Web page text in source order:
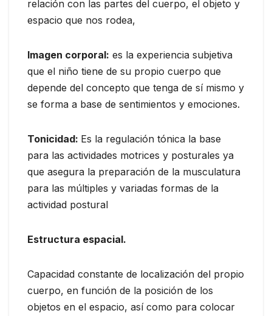
relación con las partes del cuerpo, el objeto y
espacio que nos rodea,
Imagen corporal: es la experiencia subjetiva
que el niño tiene de su propio cuerpo que
depende del concepto que tenga de sí mismo y
se forma a base de sentimientos y emociones.
Tonicidad: Es la regulación tónica la base
para las actividades motrices y posturales ya
que asegura la preparación de la musculatura
para las múltiples y variadas formas de la
actividad postural
Estructura espacial.
Capacidad constante de localización del propio
cuerpo, en función de la posición de los
objetos en el espacio, así como para colocar